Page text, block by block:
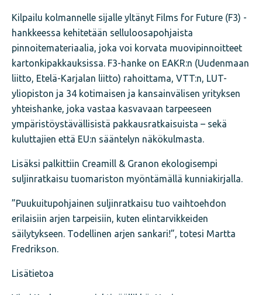
Kilpailu kolmannelle sijalle yltänyt Films for Future (F3) -
hankkeessa kehitetään selluloosapohjaista
pinnoitemateriaalia, joka voi korvata muovipinnoitteet
kartonkipakkauksissa. F3-hanke on EAKR:n (Uudenmaan
liitto, Etelä-Karjalan liitto) rahoittama, VTT:n, LUT-
yliopiston ja 34 kotimaisen ja kansainvälisen yrityksen
yhteishanke, joka vastaa kasvavaan tarpeeseen
ympäristöystävällisistä pakkausratkaisuista – sekä
kuluttajien että EU:n sääntelyn näkökulmasta.
Lisäksi palkittiin Creamill & Granon ekologisempi
suljinratkaisu tuomariston myöntämällä kunniakirjalla.
”Puukuitupohjainen suljinratkaisu tuo vaihtoehdon
erilaisiin arjen tarpeisiin, kuten elintarvikkeiden
säilytykseen. Todellinen arjen sankari!”, totesi Martta
Fredrikson.
Lisätietoa